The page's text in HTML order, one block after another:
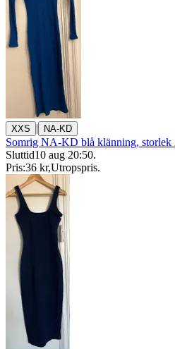
XXS | NA-KD
Somrig NA-KD blå klänning,
Sluttid10 aug 20:50.
Pris:36 kr,Utropspris.